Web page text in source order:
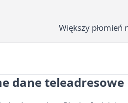
Większy płomień
dane teleadresowe